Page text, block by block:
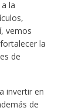
la
vemos
la
de
invertir en
de